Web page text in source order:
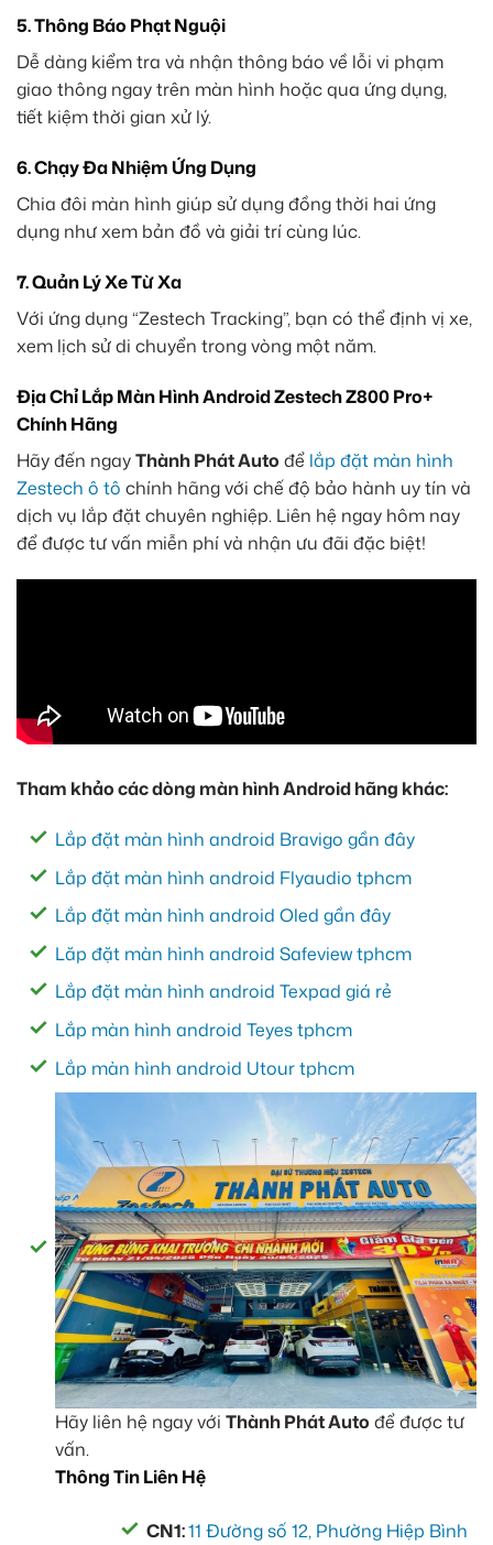
5. Thông Báo Phạt Nguội
Dễ dàng kiểm tra và nhận thông báo về lỗi vi phạm
giao thông ngay trên màn hình hoặc qua ứng dụng,
tiết kiệm thời gian xử lý.
6. Chạy Đa Nhiệm Ứng Dụng
Chia đôi màn hình giúp sử dụng đồng thời hai ứng
dụng như xem bản đồ và giải trí cùng lúc.
7. Quản Lý Xe Từ Xa
Với ứng dụng “Zestech Tracking”, bạn có thể định vị xe,
xem lịch sử di chuyển trong vòng một năm.
Địa Chỉ Lắp Màn Hình Android Zestech Z800 Pro+
Chính Hãng
Hãy đến ngayThành Phát Auto để lắp đặt màn hình
Zestech ô tô chính hãng với chế độ bảo hành uy tín và
dịch vụ lắp đặt chuyên nghiệp. Liên hệ ngay hôm nay
để được tư vấn miễn phí và nhận ưu đãi đặc biệt!
Tham khảo các dòng màn hình Android hãng khác:
Lắp đặt màn hình android Bravigo gần đây
Lắp đặt màn hình android Flyaudio tphcm
Lắp đặt màn hình android Oled gần đây
Lăp đặt màn hình android Safeview tphcm
Lắp đặt màn hình android Texpad giá rẻ
Lắp màn hình android Teyes tphcm
Lắp màn hình android Utour tphcm
Hãy liên hệ ngay với Thành Phát Auto để được tư
vấn.
Thông Tin Liên Hệ
CN1:11 Đường số 12, Phường Hiệp Bình